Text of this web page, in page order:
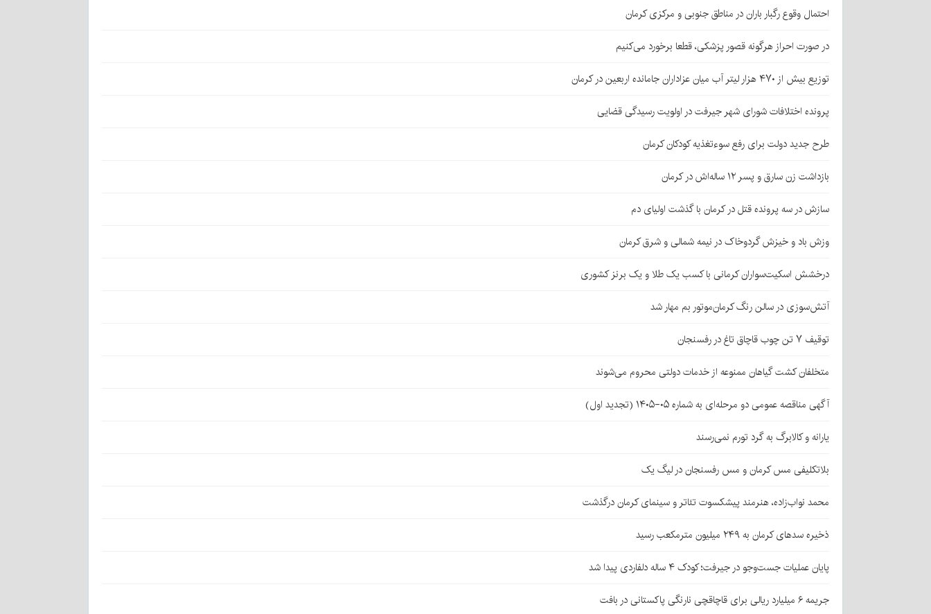
احتمال وقوع رگبار باران در مناطق جنوبی و مرکزی کرمان
در صورت احراز هرگونه قصور پزشکی، قطعا برخورد می‌کنیم
توزیع بیش از ۴۷۰ هزار لیتر آب میان عزاداران جامانده اربعین در کرمان
پرونده اختلافات شورای شهر جیرفت در اولویت رسیدگی قضایی
طرح جدید دولت برای رفع سوءتغذیه کودکان کرمان
بازداشت زن سارق و پسر ۱۲ ساله‌اش در کرمان
سازش در سه پرونده قتل در کرمان با گذشت اولیای دم
وزش باد و خیزش گردوخاک در نیمه شمالی و شرق کرمان
درخشش اسکیت‌سواران کرمانی با کسب یک طلا و یک برنز کشوری
آتش‌سوزی در سالن رنگ کرمان‌موتور بم مهار شد
توقیف ۷ تن چوب قاچاق تاغ در رفسنجان
متخلفان کشت گیاهان ممنوعه از خدمات دولتی محروم می‌شوند
آگهی مناقصه عمومی دو مرحله‌ای به شماره ۰۵-۱۴۰۵ (تجدید اول)
یارانه و کالابرگ به گرد تورم نمی‌رسند
بلاتکلیفی مس کرمان و مس رفسنجان در لیگ یک
محمد نواب‌زاده، هنرمند پیشکسوت تئاتر و سینمای کرمان درگذشت
ذخیره سدهای کرمان به ۲۴۹ میلیون مترمکعب رسید
پایان عملیات جست‌وجو در جیرفت؛ کودک ۴ ساله دلفاردی پیدا شد
جریمه ۶ میلیارد ریالی برای قاچاقچی نارنگی پاکستانی در بافت